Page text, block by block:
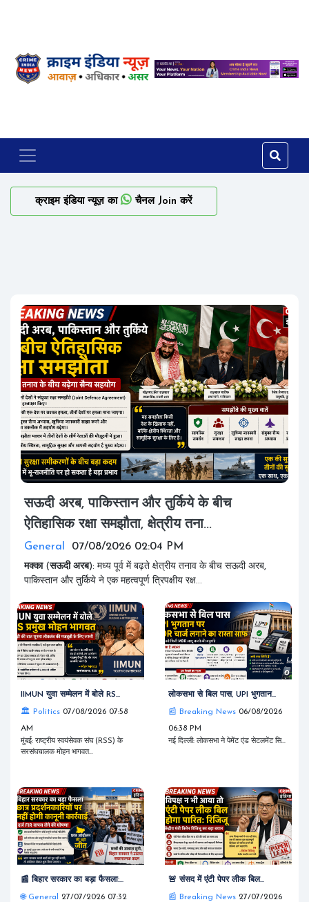
क्राइम इंडिया न्यूज़ का चैनल Join करें
सऊदी अरब, पाकिस्तान और तुर्किये के बीच
ऐतिहासिक रक्षा समझौता, क्षेत्रीय तना...
General 07/08/2026 02:04 PM
मक्का(सऊदी अरब): मध्य पूर्व में बढ़ते क्षेत्रीय तनाव के बीच सऊदी अरब,
पाकिस्तान और तुर्किये ने एक महत्वपूर्ण त्रिपक्षीय रक्ष...
IIMUN युवा सम्मेलन में बोले RS...
🏛️ Politics 07/08/2026 07:58
AM
मुंबई: राष्ट्रीय स्वयंसेवक संघ (RSS) के
सरसंघचालक मोहन भागवत...
लोकसभा से बिल पास, UPI भुगतान...
📰 Breaking News 06/08/2026
06:38 PM
नई दिल्ली: लोकसभा ने पेमेंट एंड सेटलमेंट सि...
📰 बिहार सरकार का बड़ा फैसला:...
🌐 General
27/07/2026 07:32
🚨 संसद में एंटी पेपर लीक बिल...
📰 Breaking News 27/07/2026